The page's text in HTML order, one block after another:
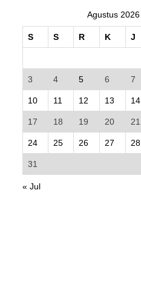
Agustus 2026
S S R K J
3 4 5 6 7
10 11 12 13 14
17 18 19 20 21
24 25 26 27 28
31
« Jul